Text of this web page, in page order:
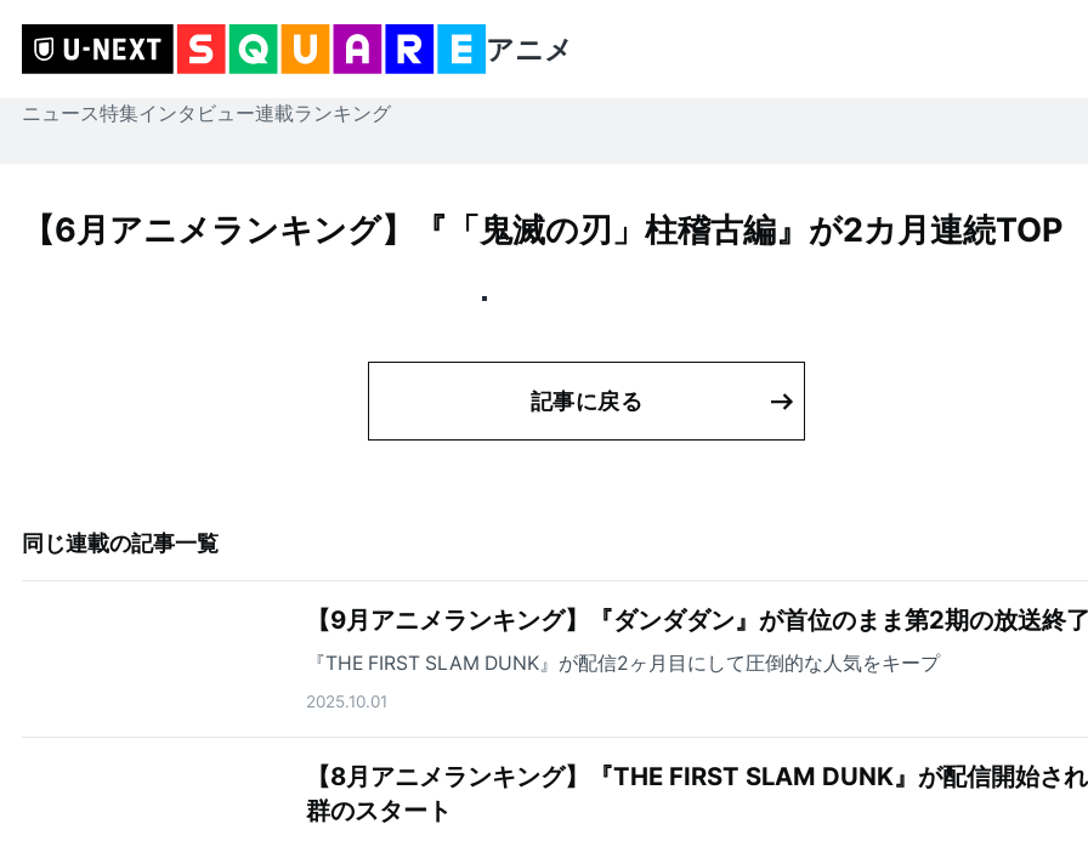
アニメ
ニュース特集インタビュー連載ランキング
【6月アニメランキング】『「鬼滅の刃」柱稽古編』が2カ月連続TOP
記事に戻る
同じ連載の記事一覧
【9月アニメランキング】『ダンダダン』が首位のまま第2期の放送終了
『THE FIRST SLAM DUNK』が配信2ヶ月目にして圧倒的な人気をキープ
2025.10.01
【8月アニメランキング】『THE FIRST SLAM DUNK』が配信開始さ
群のスタート